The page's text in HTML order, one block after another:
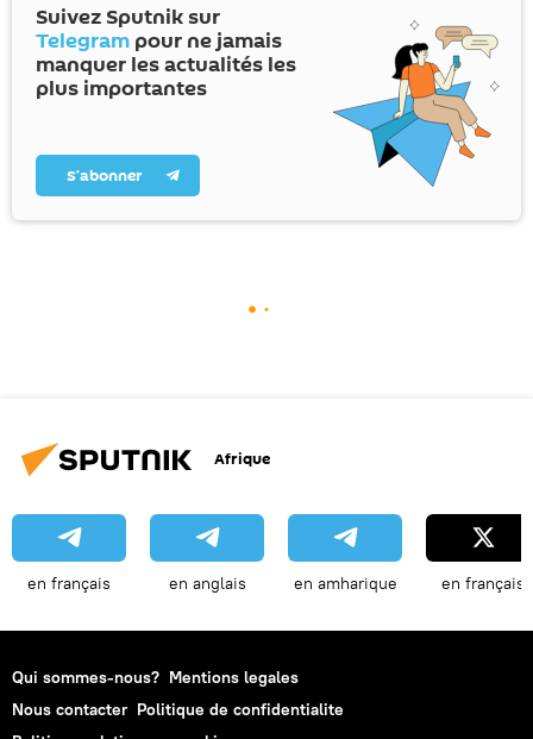
Suivez Sputnik sur
Telegram pour ne jamais
manquer les actualités les
plus importantes
S’abonner
Afrique
en français en anglais en amharique en français
Qui sommes-nous? Mentions legales
Nous contacter Politique de confidentialite